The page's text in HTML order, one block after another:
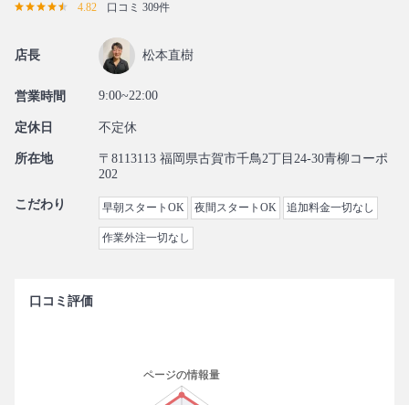
4.82 口コミ 309件
店長 松本直樹
営業時間 9:00~22:00
定休日 不定休
所在地
〒8113113 福岡県古賀市千鳥2丁目24-30青柳コーポ
202
こだわり 早朝スタートOK 夜間スタートOK 追加料金一切なし
作業外注一切なし
口コミ評価